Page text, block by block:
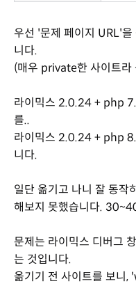
우선 '문제 페이지 URL'을
니다.
(매우 private한 사이트라
라이믹스 2.0.24 + php
를..
라이믹스 2.0.24 + php
니다.
일단 옮기고 나니 잘 동
해보지 못했습니다.
문제는 라이믹스 디버그
는 것입니다.
옮기기 전 사이트를 보니